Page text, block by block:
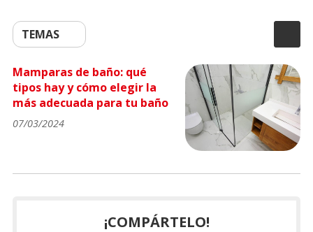
TEMAS
Mamparas de baño: qué
tipos hay y cómo elegir la
más adecuada para tu baño
07/03/2024
¡COMPÁRTELO!